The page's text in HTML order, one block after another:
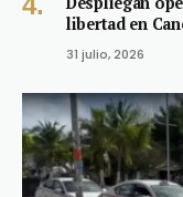
libertad en
31 julio, 2026